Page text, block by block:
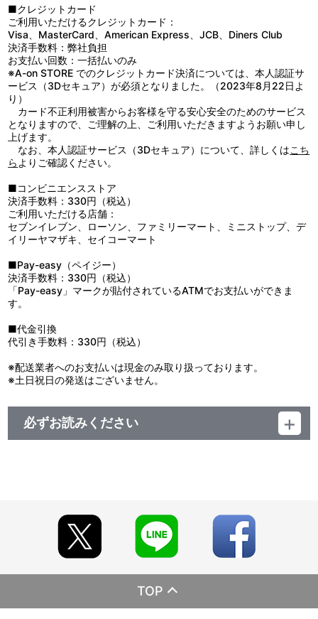
そして宇宙世紀0077年、ついに学生たちは独立をかけ地球連邦
軍治安部隊に対し武装蜂起する。
しかしそれはシャアの描く復讐への壮大なシナリオの幕開けでも
あった……。
――いま、歴史の歯車が回りだす！
陽平／軍装装備デザイン：草彅琢仁／ディスプレイデザイン：佐山
善則／SF考証：鹿野 司／色彩設計：安部なぎさ／撮影監督：葛山
剛士／CGディレクター：井上喜一郎／編集：吉武将人／音響監
督：藤野貞義／音響効果：西村睦弘／音楽：服部隆之／監督：今西
隆志／総監督：安彦良和／企画・製作：サンライズ
※音楽：服部隆之の「隆」の正しいつくりの表記は、「攵」と
「生」の間に「一」が入ります。
野愛衣／セイラ・マス：潘 めぐみ／テム・レイ：坂口候一／アム
ロ・レイ：古谷 徹／ナレーション：大塚明夫
■クレジットカード
ご利用いただけるクレジットカード：
Visa、MasterCard、American Express、JCB、Diners Club
決済手数料：弊社負担
お支払い回数：一括払いのみ
※A-on STORE でのクレジットカード決済については、本人認証サ
ービス（3Dセキュア）が必須となりました。（2023年8月22日よ
り）
カード不正利用被害からお客様を守る安心安全のためのサービス
となりますので、ご理解の上、ご利用いただきますようお願い申し
上げます。
なお、本人認証サービス（3Dセキュア）について、詳しくはこち
ら よりご確認ください。
■コンビニエンスストア
決済手数料：330円（税込）
ご利用いただける店舗：
セブンイレブン、ローソン、ファミリーマート、ミニストップ、デ
イリーヤマザキ、セイコーマート
■Pay-easy（ペイジー）
決済手数料：330円（税込）
「Pay-easy」マークが貼付されているATMでお支払いができま
す。
■代金引換
代引き手数料：330円（税込）
※配送業者へのお支払いは現金のみ取り扱っております。
※土日祝日の発送はございません。
必ずお読みください
売は予定しておりません。
※本商品は、初回限定生産となります。予約締切日以降のご注文に
ついては、在庫が無くなり次第終了となります。あらかじめご了承
※予約締切日以降のご注文については、ご注文日によってお届け日
また、配送地域や決済方法によってもお届け日が異なりますの
で、あらかじめご了承ください。
TOP